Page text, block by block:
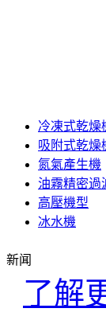
冷凍式乾燥
吸附式乾燥
氮氣產生機
油霧精密過
高壓機型
冰水機
新闻
了解